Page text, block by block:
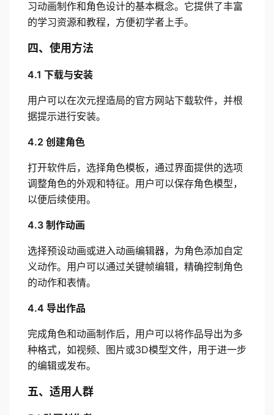
习动画制作和角色设计的基本概念。它提供了丰富
的学习资源和教程，方便初学者上手。
四、使用方法
4.1 下载与安装
用户可以在次元捏造局的官方网站下载软件，并根
据提示进行安装。
4.2 创建角色
打开软件后，选择角色模板，通过界面提供的选项
调整角色的外观和特征。用户可以保存角色模型，
以便后续使用。
4.3 制作动画
选择预设动画或进入动画编辑器，为角色添加自定
义动作。用户可以通过关键帧编辑，精确控制角色
的动作和表情。
4.4 导出作品
完成角色和动画制作后，用户可以将作品导出为多
种格式，如视频、图片或3D模型文件，用于进一步
的编辑或发布。
五、适用人群